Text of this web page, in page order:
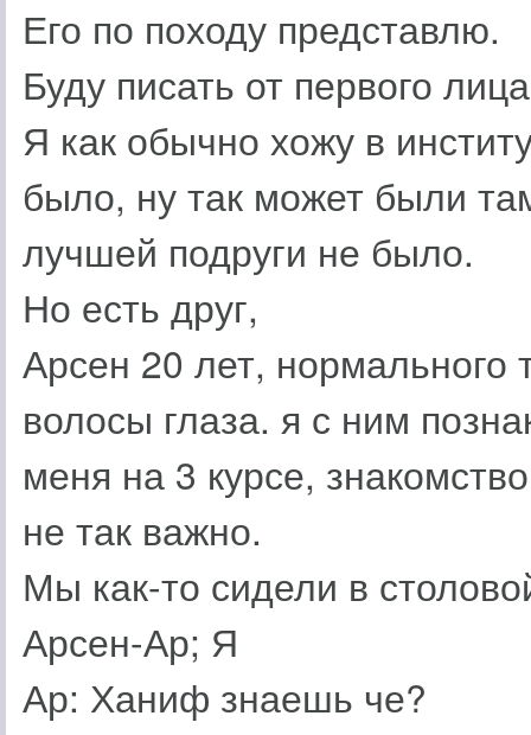
Его по походу представлю.
Буду писать от первого
Я как обычно хожу в
было, ну так может были
лучшей подруги не было.
Но есть друг,
Арсен 20 лет, нормального
волосы глаза. я с ним
меня на 3 курсе,
не так важно.
Мы как-то сидели в
Арсен-Ар; Я
Ар: Ханиф знаешь че?